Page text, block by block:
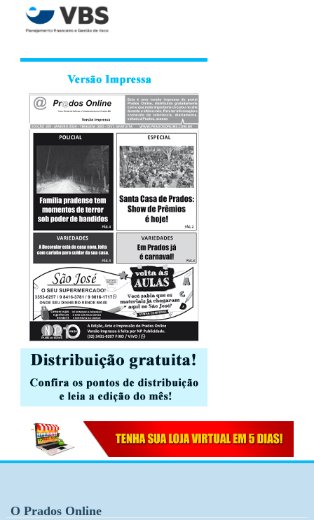
O Prados Online